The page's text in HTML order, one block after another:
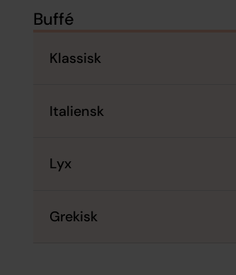
Buffé
Klassisk
Italiensk
Lyx
Grekisk